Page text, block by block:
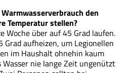
den
Temperatur stellen?
Woche über auf 45 Grad laufen.
Grad aufheizen, um Legionellen
im Haushalt ohnehin kaum
Wasser nie lange Zeit ungenützt